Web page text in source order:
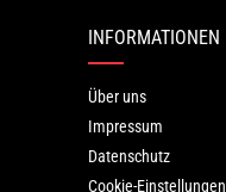
INFORMATIONEN
Über uns
Impressum
Datenschutz
Cookie-Einstellungen